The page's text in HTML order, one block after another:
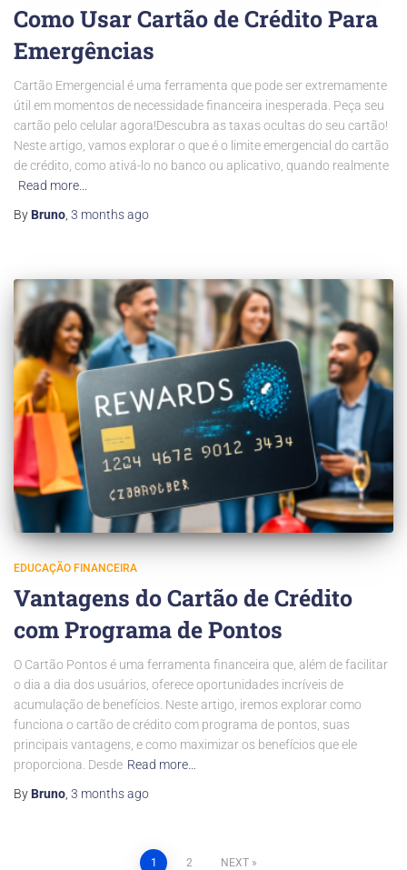
Como Usar Cartão de Crédito Para
Emergências
Cartão Emergencial é uma ferramenta que pode ser extremamente
útil em momentos de necessidade financeira inesperada. Peça seu
cartão pelo celular agora!Descubra as taxas ocultas do seu cartão!
Neste artigo, vamos explorar o que é o limite emergencial do cartão
de crédito, como ativá-lo no banco ou aplicativo, quando realmente
Read more…
By Bruno 3 monthsago
EDUCAÇÃO FINANCEIRA
Vantagens do Cartão de Crédito
com Programa de Pontos
O Cartão Pontos é uma ferramenta financeira que, além de facilitar
o dia a dia dos usuários, oferece oportunidades incríveis de
acumulação de benefícios. Neste artigo, iremos explorar como
funciona o cartão de crédito com programa de pontos, suas
principais vantagens, e como maximizar os benefícios que ele
proporciona. Desde Read more…
By Bruno 3 monthsago
1 2 NEXT